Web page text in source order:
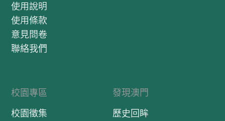
使用說明
使用條款
意見問卷
聯絡我們
校園專區
校園徵集
發現澳門
歷史回眸